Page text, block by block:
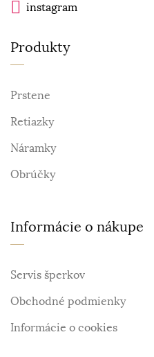
instagram
Produkty
Prstene
Retiazky
Náramky
Obrúčky
Informácie o nákupe
Servis šperkov
Obchodné podmienky
Informácie o cookies